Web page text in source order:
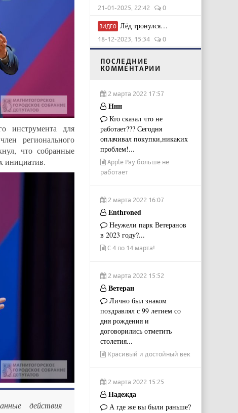
инструмента для
регионального
что собранные
инициатив.
действия
21-01-2025, 22:42 0
ВИДЕО Лёд тронулся…
18-12-2023, 15:34 0
ПОСЛЕДНИЕ
КОММЕНТАРИИ
2 марта 2022 17:57
Ннн
Кто сказал что не
работает??? Сегодня
оплачивал покупки,никаких
проблем!...
Apple Pay больше не
работает
2 марта 2022 16:07
Enthroned
Неужели парк Ветеранов
в 2023 году?...
С 4 по 14 марта!
2 марта 2022 15:52
Ветеран
Лично был знаком
поздравлял с 99 летием со
дня рождения и
договорились отметить
столетия...
Красивый и достойный век
2 марта 2022 15:25
Надежда
А где же вы были раньше?